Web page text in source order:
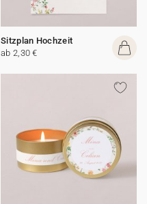
Sitzplan Hochzeit
ab 2,30 €